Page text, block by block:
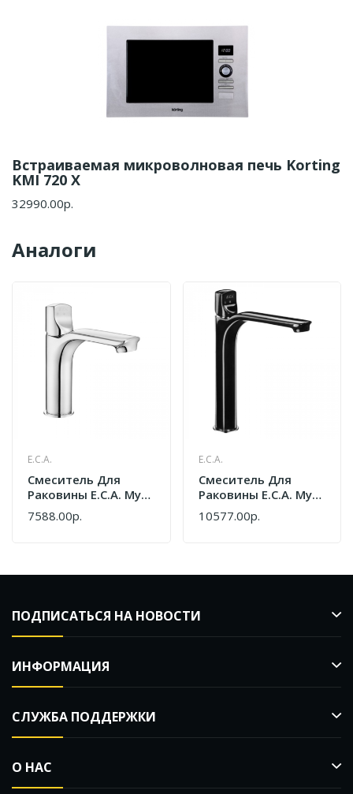
Встраиваемая микроволновая печь Korting
KMI 720 X
32990.00р.
Аналоги
E.C.A.
Cмеситель Для
Раковины E.C.A. Myra
130 102108986HEX
7588.00р.
E.C.A.
Cмеситель Для
Раковины E.C.A. Myra
230 104508984EX
Черный Хром
10577.00р.
ПОДПИСАТЬСЯ НА НОВОСТИ
ИНФОРМАЦИЯ
СЛУЖБА ПОДДЕРЖКИ
О НАС